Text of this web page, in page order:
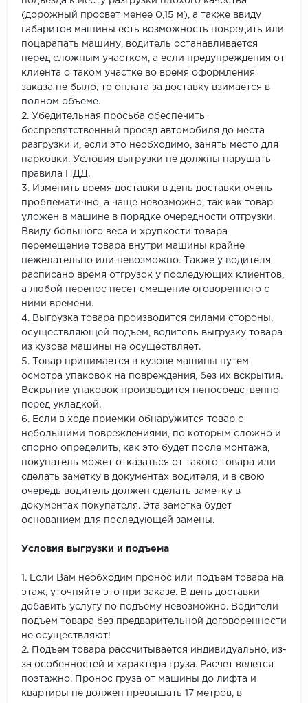
(дорожный просвет менее 0,15 м), а также ввиду
габаритов машины есть возможность повредить или
поцарапать машину, водитель останавливается
перед сложным участком, а если предупреждения от
клиента о таком участке во время оформления
заказа не было, то оплата за доставку взимается в
полном объеме.
2. Убедительная просьба обеспечить
беспрепятственный проезд автомобиля до места
разгрузки и, если это необходимо, занять место для
парковки. Условия выгрузки не должны нарушать
правила ПДД.
3. Изменить время доставки в день доставки очень
проблематично, а чаще невозможно, так как товар
уложен в машине в порядке очередности отгрузки.
Ввиду большого веса и хрупкости товара
перемещение товара внутри машины крайне
нежелательно или невозможно. Также у водителя
расписано время отгрузок у последующих клиентов,
а любой перенос несет смещение оговоренного с
ними времени.
4. Выгрузка товара производится силами стороны,
осуществляющей подъем, водитель выгрузку товара
из кузова машины не осуществляет.
5. Товар принимается в кузове машины путем
осмотра упаковок на повреждения, без их вскрытия.
Вскрытие упаковок производится непосредственно
перед укладкой.
6. Если в ходе приемки обнаружится товар с
небольшими повреждениями, по которым сложно и
спорно определить, как это будет после монтажа,
покупатель может отказаться от такого товара или
сделать заметку в документах водителя, и в свою
очередь водитель должен сделать заметку в
документах покупателя. Эта заметка будет
основанием для последующей замены.
Условия выгрузки и подъема
1. Если Вам необходим пронос или подъем товара на
этаж, уточняйте это при заказе. В день доставки
добавить услугу по подъему невозможно. Водители
подъем товара без предварительной договоренности
не осуществляют!
2. Подъем товара рассчитывается индивидуально, из-
за особенностей и характера груза. Расчет ведется
поэтажно. Пронос груза от машины до лифта и
квартиры не должен превышать 17 метров, в